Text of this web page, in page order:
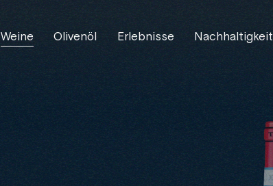
Weine Olivenöl Erlebnisse Nachhaltigkeit